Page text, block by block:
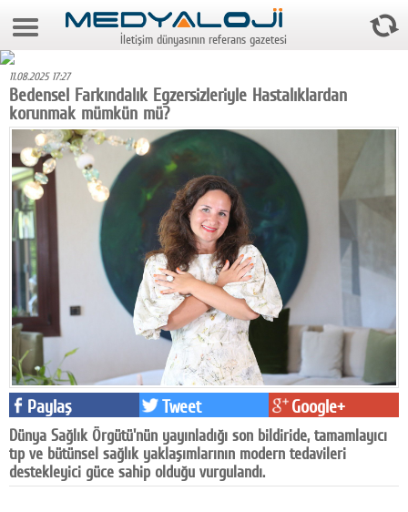
6 Ağustos 2026 14:32:21
Foto Galeri
Video Galeri
Gazeteler
Medya
Teknoloji
Televizyon
Dünya
Pr
Facebook
Diziler
İletişim dünyasının referans gazetesi
11.08.2025 17:27
Bedensel Farkındalık Egzersizleriyle Hastalıklardan
korunmak mümkün mü?
Paylaş Tweet Google+
Dünya Sağlık Örgütü'nün yayınladığı son bildiride, tamamlayıcı
tıp ve bütünsel sağlık yaklaşımlarının modern tedavileri
destekleyici güce sahip olduğu vurgulandı.